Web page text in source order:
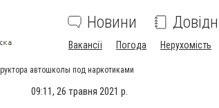
Новини
Вакансії Погода Нерухомість
автошколы под наркотиками
09:11, 26 травня 2021 р.